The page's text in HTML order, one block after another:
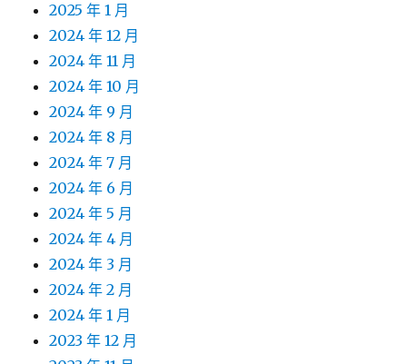
2025 年 1 月
2024 年 12 月
2024 年 11 月
2024 年 10 月
2024 年 9 月
2024 年 8 月
2024 年 7 月
2024 年 6 月
2024 年 5 月
2024 年 4 月
2024 年 3 月
2024 年 2 月
2024 年 1 月
2023 年 12 月